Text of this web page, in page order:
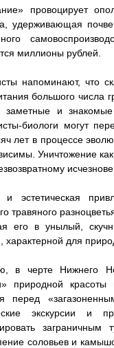
провоцирует
удерживающая
миллионы рублей.
напоминают, что
большого числа
заметные и
биологи могут
лет в процессе
Уничтожение
и эстетическая
травяного
его в унылый,
характерной для
в черте Нижнего
природной
перед
экскурсии
соловьев и